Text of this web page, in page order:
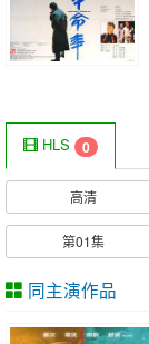
HLS 0
高清
第01集
同主演作品